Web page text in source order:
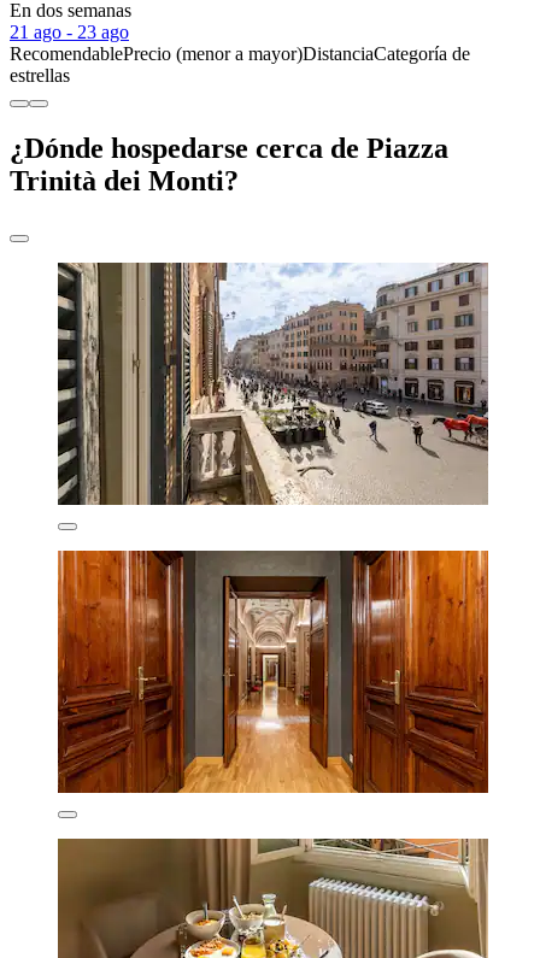
En dos semanas
21 ago - 23 ago
RecomendablePrecio (menor a mayor)DistanciaCategoría de
estrellas
¿Dónde hospedarse cerca de Piazza
Trinità dei Monti?